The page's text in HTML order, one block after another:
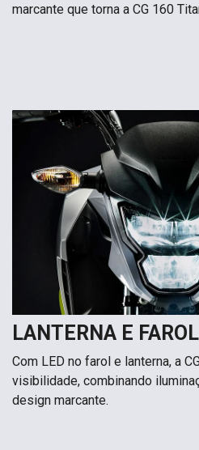
marcante que torna a CG 160
LANTERNA E
Com LED no farol e lanterna, a
visibilidade, combinando
design marcante.